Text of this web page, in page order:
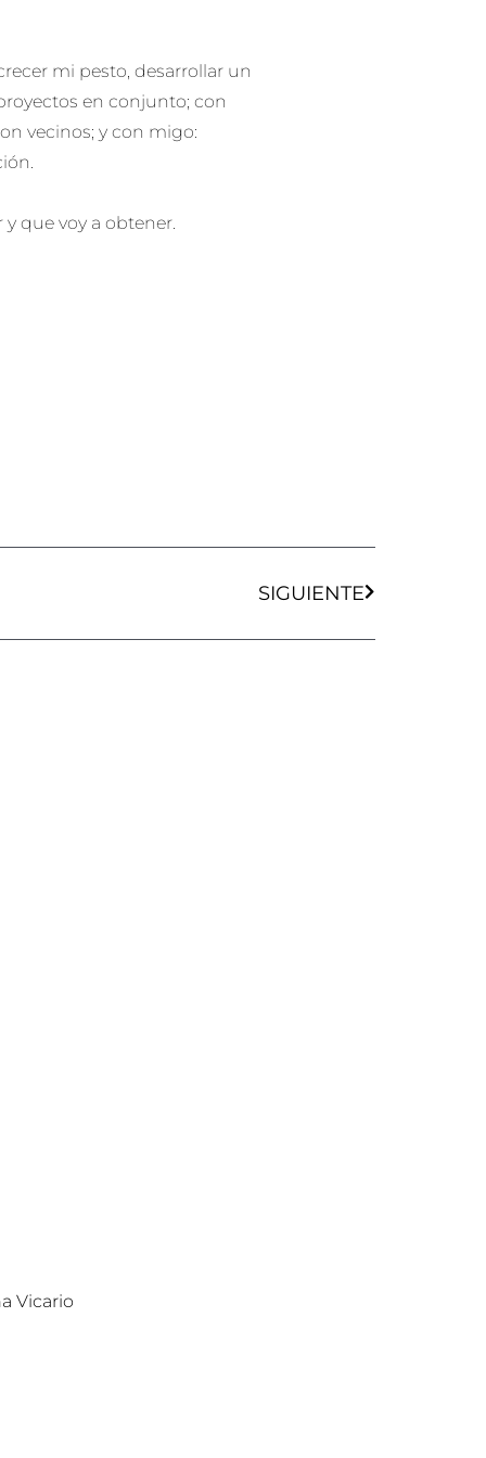
mi pesto, desarrollar un
en conjunto; con
vecinos; y con migo:
que voy a obtener.
SIGUIENTE
Vicario